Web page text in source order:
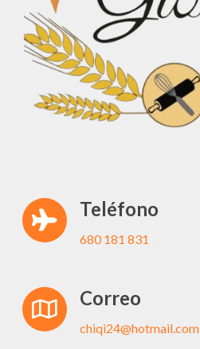
Teléfono
680 181 831
Correo
chiqi24@hotmail.com